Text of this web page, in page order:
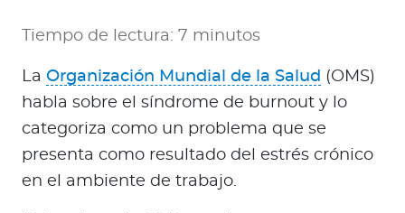
d
Tiempo de lectura: 7 minutos
La Organización Mundial de la Salud (OMS)
habla sobre el síndrome de burnout y lo
categoriza como un problema que se
presenta como resultado del estrés crónico
en el ambiente de trabajo.